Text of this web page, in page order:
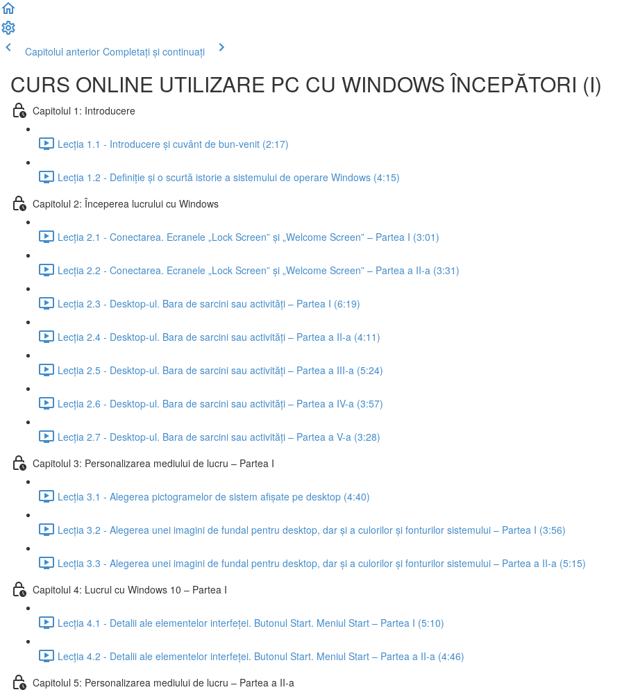
Capitolul anterior Completați și continuați
CURS ONLINE UTILIZARE PC CU WINDOWS ÎNCEPĂTORI (I)
Capitolul 1: Introducere
Lecția 1.1 - Introducere și cuvânt de bun-venit (2:17)
Lecția 1.2 - Definiție și o scurtă istorie a sistemului de operare Windows (4:15)
Capitolul 2: Începerea lucrului cu Windows
Lecția 2.1 - Conectarea. Ecranele „Lock Screen” și „Welcome Screen” – Partea I (3:01)
Lecția 2.2 - Conectarea. Ecranele „Lock Screen” și „Welcome Screen” – Partea a II-a (3:31)
Lecția 2.3 - Desktop-ul. Bara de sarcini sau activități – Partea I (6:19)
Lecția 2.4 - Desktop-ul. Bara de sarcini sau activități – Partea a II-a (4:11)
Lecția 2.5 - Desktop-ul. Bara de sarcini sau activități – Partea a III-a (5:24)
Lecția 2.6 - Desktop-ul. Bara de sarcini sau activități – Partea a IV-a (3:57)
Lecția 2.7 - Desktop-ul. Bara de sarcini sau activități – Partea a V-a (3:28)
Capitolul 3: Personalizarea mediului de lucru – Partea I
Lecția 3.1 - Alegerea pictogramelor de sistem afișate pe desktop (4:40)
Lecția 3.2 - Alegerea unei imagini de fundal pentru desktop, dar și a culorilor și fonturilor sistemului – Partea I (3:56)
Lecția 3.3 - Alegerea unei imagini de fundal pentru desktop, dar și a culorilor și fonturilor sistemului – Partea a II-a (5:15)
Capitolul 4: Lucrul cu Windows 10 – Partea I
Lecția 4.1 - Detalii ale elementelor interfeței. Butonul Start. Meniul Start – Partea I (5:10)
Lecția 4.2 - Detalii ale elementelor interfeței. Butonul Start. Meniul Start – Partea a II-a (4:46)
Capitolul 5: Personalizarea mediului de lucru – Partea a II-a